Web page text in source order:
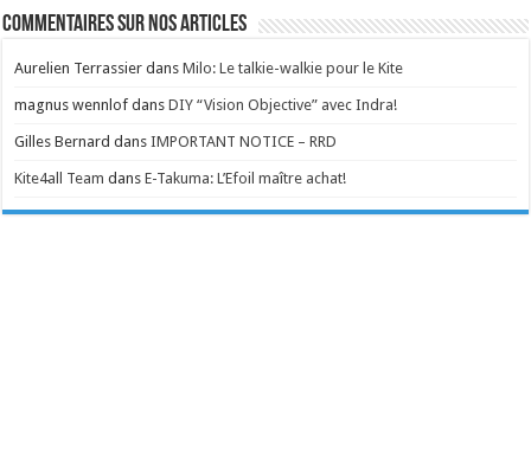
Commentaires sur nos articles
Aurelien Terrassier dansMilo: Le talkie-walkie pour le Kite
magnus wennlof dansDIY “Vision Objective” avec Indra!
Gilles Bernard dansIMPORTANT NOTICE – RRD
Kite4all Team dansE-Takuma: L’Efoil maître achat!